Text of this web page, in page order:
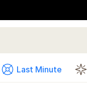
Last Minute